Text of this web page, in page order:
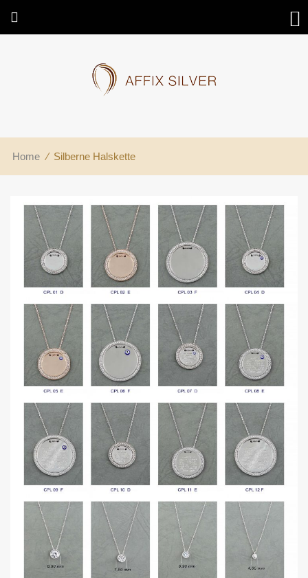
Home ⁄ Silberne Halskette